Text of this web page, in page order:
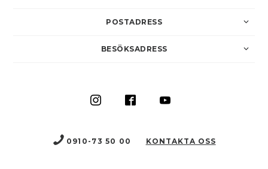
POSTADRESS
BESÖKSADRESS
0910-73 50 00 KONTAKTA OSS